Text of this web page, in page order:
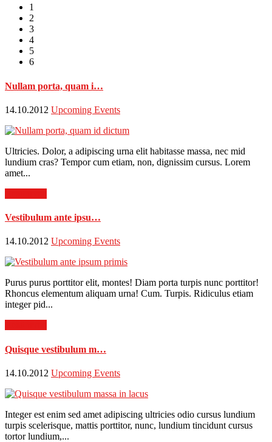
1
2
3
4
5
6
Nullam porta, quam i…
14.10.2012 Upcoming Events
Ultricies. Dolor, a adipiscing urna elit habitasse massa, nec mid
lundium cras? Tempor cum etiam, non, dignissim cursus. Lorem
amet...
Vestibulum ante ipsu…
14.10.2012 Upcoming Events
Purus purus porttitor elit, montes! Diam porta turpis nunc porttitor!
Rhoncus elementum aliquam urna! Cum. Turpis. Ridiculus etiam
integer pid...
Quisque vestibulum m…
14.10.2012 Upcoming Events
Integer est enim sed amet adipiscing ultricies odio cursus lundium
turpis scelerisque, mattis porttitor, nunc, lundium tincidunt cursus
tortor lundium,...